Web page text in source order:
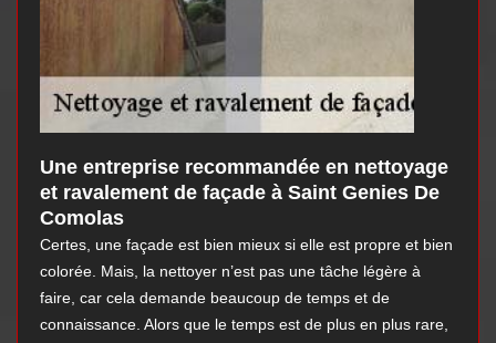
Une entreprise recommandée en nettoyage
et ravalement de façade à Saint Genies De
Comolas
Certes, une façade est bien mieux si elle est propre et bien
colorée. Mais, la nettoyer n’est pas une tâche légère à
faire, car cela demande beaucoup de temps et de
connaissance. Alors que le temps est de plus en plus rare,